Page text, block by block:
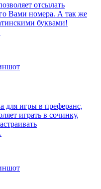
отсылать
Вами номера. А так же
буквами!
для игры в преферанс,
играть в сочинку,